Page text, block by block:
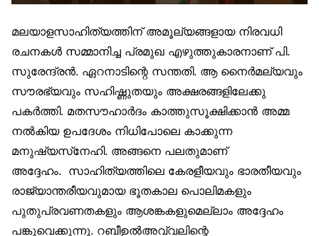
മലയാളസാഹിത്യത്തിന് അമൂല്യങ്ങളായ നിരവധി
രചനകൾ സമ്മാനിച്ച പ്രമുഖ എഴുത്തുകാരനാണ് പി.
സുരേന്ദ്രൻ. ഏറനാടിന്റെ സന്തതി. ആ നൈർമല്യവും
സൗരഭ്യവും സഹിഷ്ണുതയും അക്ഷരങ്ങളിലേക്കു
പകർത്തി. മതസൗഹാർദം കാത്തുസൂക്ഷിക്കാൻ അമ്മ
നൽകിയ ഉപദേശം നിധിപോലെ കാക്കുന്ന
മനുഷ്യസ്‌നേഹി. അങ്ങനെ പലതുമാണ്
അദ്ദേഹം. സാഹിത്യത്തിലെ കേരളീയവും ഭാരതീയവും
രാജ്യാന്തരീയവുമായ ഭൂതകാല പൊലിമകളും
പുതുപ്രവണതകളും ആശങ്കകളുമെല്ലാം അദ്ദേഹം
പങ്കുവെക്കുന്നു. റബീഉൽഅവ്വലിന്റെ